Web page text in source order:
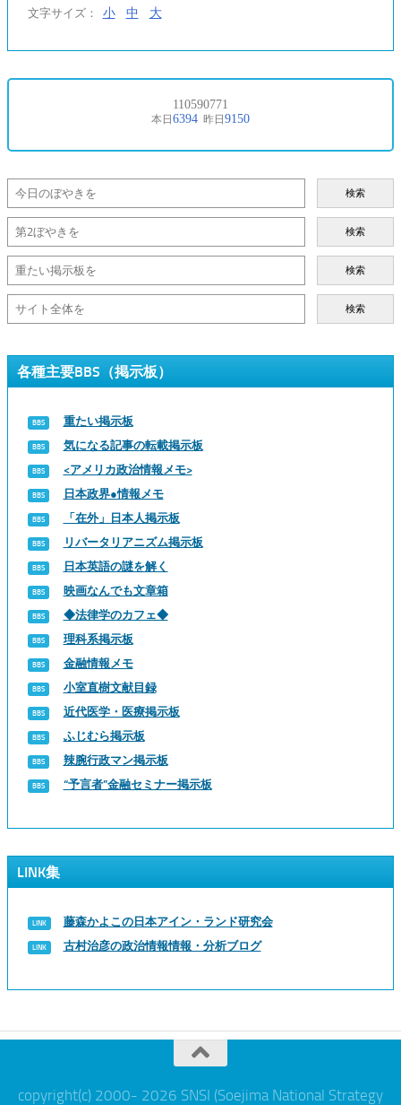
文字サイズ： 小 中 大
検索
検索
検索
検索
各種主要BBS（掲示板）
重たい掲示板
気になる記事の転載掲示板
<アメリカ政治情報メモ>
日本政界●情報メモ
「在外」日本人掲示板
リバータリアニズム掲示板
日本英語の謎を解く
映画なんでも文章箱
◆法律学のカフェ◆
理科系掲示板
金融情報メモ
小室直樹文献目録
近代医学・医療掲示板
ふじむら掲示板
辣腕行政マン掲示板
“予言者”金融セミナー掲示板
LINK集
藤森かよこの日本アイン・ランド研究会
古村治彦の政治情報情報・分析ブログ
copyright(c) 2000- 2026 SNSI (Soejima National Strategy